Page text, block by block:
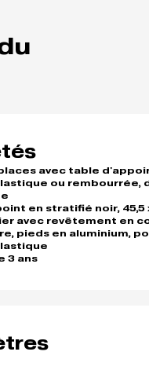
avec table
ou rembourrée,
en stratifié noir, 45,5
avec revêtement en
pieds en aluminium,
3 ans